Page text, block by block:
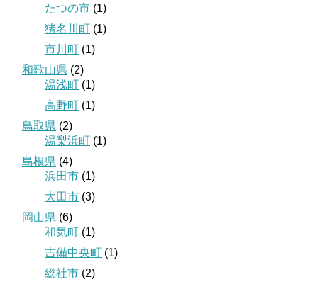
たつの市 (1)
猪名川町 (1)
市川町 (1)
和歌山県 (2)
湯浅町 (1)
高野町 (1)
鳥取県 (2)
湯梨浜町 (1)
島根県 (4)
浜田市 (1)
大田市 (3)
岡山県 (6)
和気町 (1)
吉備中央町 (1)
総社市 (2)